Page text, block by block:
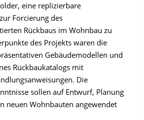
eine replizierbare
Forcierung des
Rückbaus im Wohnbau zu
des Projekts waren die
Gebäudemodellen und
Rückbaukatalogs mit
Die
sollen auf Entwurf, Planung
neuen Wohnbauten angewendet